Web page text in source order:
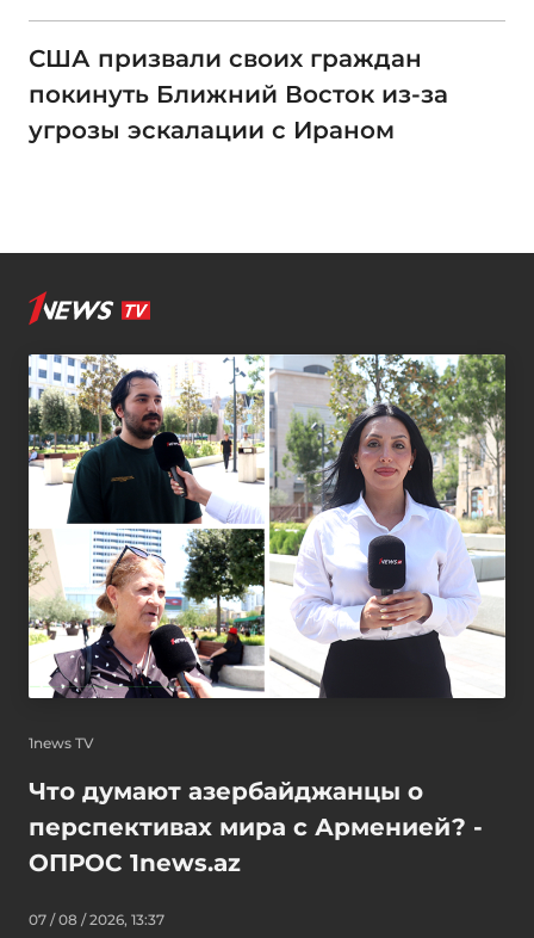
США призвали своих граждан
покинуть Ближний Восток из-за
угрозы эскалации с Ираном
1news TV
Что думают азербайджанцы о
перспективах мира с Арменией? -
ОПРОС 1news.az
07 / 08 / 2026, 13:37